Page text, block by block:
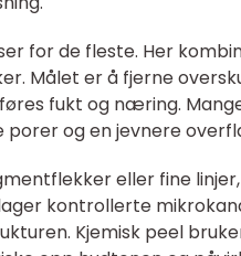
for de fleste. Her
Målet er å fjerne
fukt og næring.
porer og en jevnere
eller fine
kontrollerte
Kjemisk peel